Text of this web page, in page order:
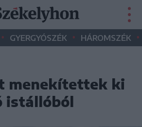
• GYERGYÓSZÉK • HÁROMSZÉK •
menekítettek ki
istállóból